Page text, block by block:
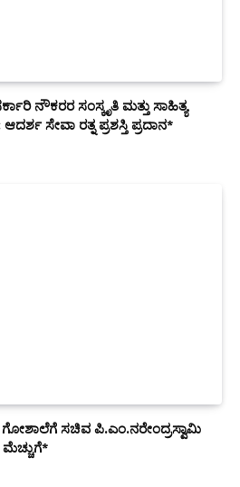
ನೌಕರರ ಸಂಸ್ಕೃತಿ ಮತ್ತು ಸಾಹಿತ್ಯ
ಸೇವಾ ರತ್ನ ಪ್ರಶಸ್ತಿ ಪ್ರದಾನ*
ಸಚಿವ ಪಿ.ಎಂ.ನರೇಂದ್ರಸ್ವಾಮಿ
ಮೆಚ್ಚುಗೆ*